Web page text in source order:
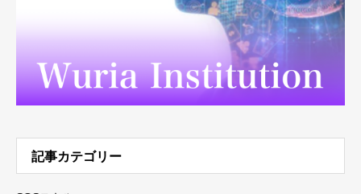
記事カテゴリー